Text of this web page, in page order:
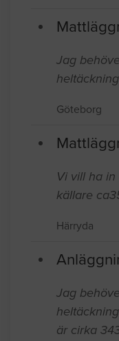
Jag
Göteborg
Vi vill ha
källare
Härryda
Jag
är cirka